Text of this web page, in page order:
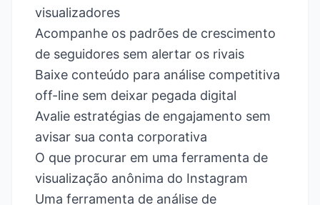
visualizadores
Acompanhe os padrões de crescimento
de seguidores sem alertar os rivais
Baixe conteúdo para análise competitiva
off-line sem deixar pegada digital
Avalie estratégias de engajamento sem
avisar sua conta corporativa
O que procurar em uma ferramenta de
visualização anônima do Instagram
Uma ferramenta de análise de